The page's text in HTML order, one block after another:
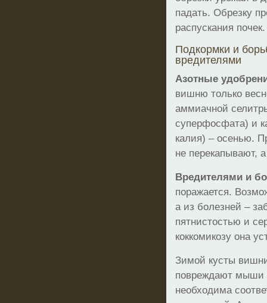
падать. Обрезку
распускания почек.
Подкормки и
вредителями
Азотные
вишню только
аммиачной
суперфосфата) и
калия) – осенью.
не перекапывают,
Вредителями и
поражается.
а из болезней –
пятнистостью и
коккомикозу она
Зимой кусты
повреждают мыши
необходима